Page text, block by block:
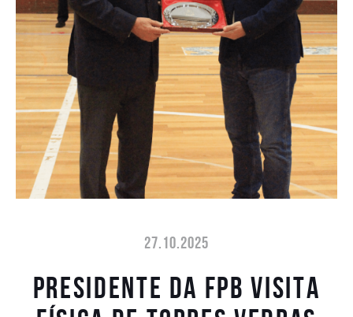
27.10.2025
Presidente da FPB visita